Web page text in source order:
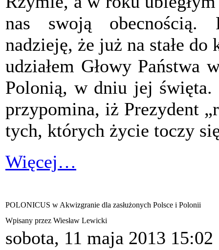
nas swoją obecnością.
nadzieję, że już na stałe
udziałem Głowy Państwa
Polonią, w dniu jej święta.
przypomina, iż Prezydent
tych, których życie toczy
Więcej…
POLONICUS w Akwizgranie dla zasłużonych Polsce i Polonii
Wpisany przez Wiesław Lewicki
sobota, 11 maja 2013 15:02